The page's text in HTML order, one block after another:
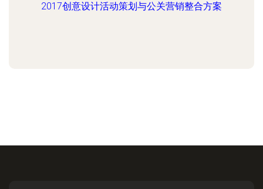
2017创意设计活动策划与公关营销整合方案